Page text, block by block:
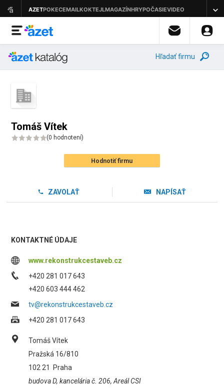
Hľadať firmu
Tomáš Vítek
(0 hodnotení)
Hodnotiť firmu
ZAVOLAŤ NAPÍSAŤ
KONTAKTNÉ ÚDAJE
www.rekonstrukcestaveb.cz
+420 281 017 643
+420 603 444 462
tv@rekonstrukcestaveb.cz
+420 281 017 643
Tomáš Vítek
Pražská 16/810
102 21
Praha
budova D, kancelária č. 206, Areál CSI